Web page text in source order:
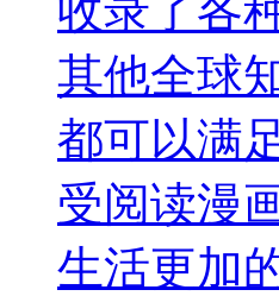
收录了各
其他全球
都可以满
受阅读漫
生活更加